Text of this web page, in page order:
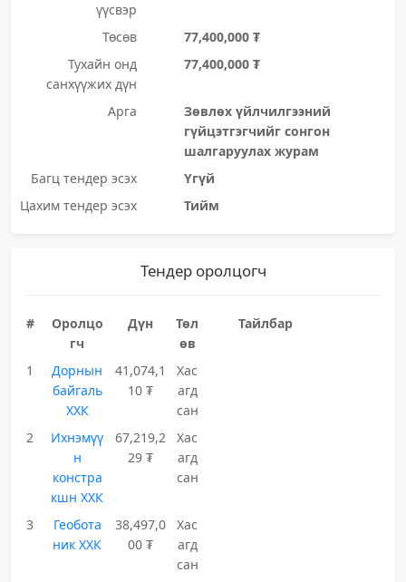
үүсвэр
Төсөв
77,400,000 ₮
Тухайн онд
санхүүжих дүн
77,400,000 ₮
Арга
Зөвлөх үйлчилгээний
гүйцэтгэгчийг сонгон
шалгаруулах журам
Багц тендер эсэх
Үгүй
Цахим тендер эсэх
Тийм
Тендер оролцогч
#
Оролцо
гч
Дүн
Төл
өв
Тайлбар
1
Дорнын
байгаль
ХХК
41,074,1
10 ₮
Хас
агд
сан
2
Ихнэмүү
н
констра
кшн ХХК
67,219,2
29 ₮
Хас
агд
сан
3
Геобота
ник ХХК
38,497,0
00 ₮
Хас
агд
сан